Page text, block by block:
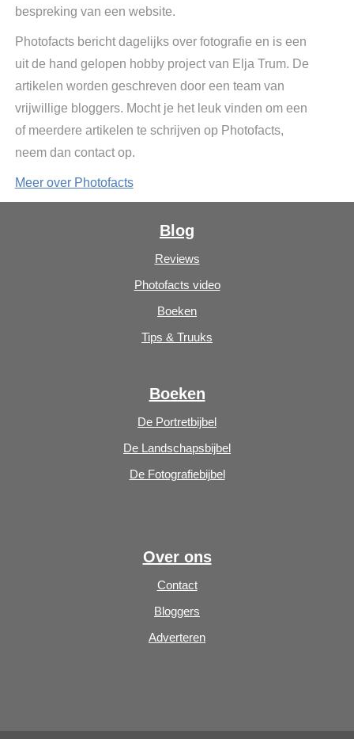
bespreking van een website.
Photofacts bericht dagelijks over fotografie en is een
uit de hand gelopen hobby project van Elja Trum. De
artikelen worden geschreven door een team van
vrijwillige bloggers. Mocht je het leuk vinden om een
of meerdere artikelen te schrijven op Photofacts,
neem dan contact op.
Meer over Photofacts
Blog
Reviews
Photofacts video
Boeken
Tips & Truuks
Boeken
De Portretbijbel
De Landschapsbijbel
De Fotografiebijbel
Over ons
Contact
Bloggers
Adverteren